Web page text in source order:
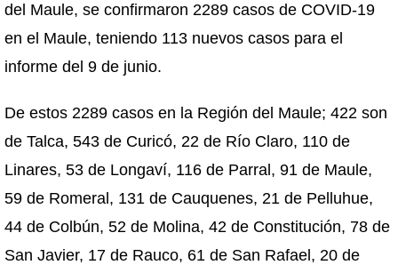
del Maule, se confirmaron 2289 casos de COVID-19
en el Maule, teniendo 113 nuevos casos para el
informe del 9 de junio.
De estos 2289 casos en la Región del Maule; 422 son
de Talca, 543 de Curicó, 22 de Río Claro, 110 de
Linares, 53 de Longaví, 116 de Parral, 91 de Maule,
59 de Romeral, 131 de Cauquenes, 21 de Pelluhue,
44 de Colbún, 52 de Molina, 42 de Constitución, 78 de
San Javier, 17 de Rauco, 61 de San Rafael, 20 de